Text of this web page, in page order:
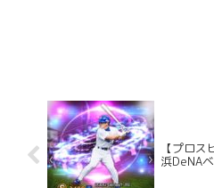
【プロ
浜DeNA